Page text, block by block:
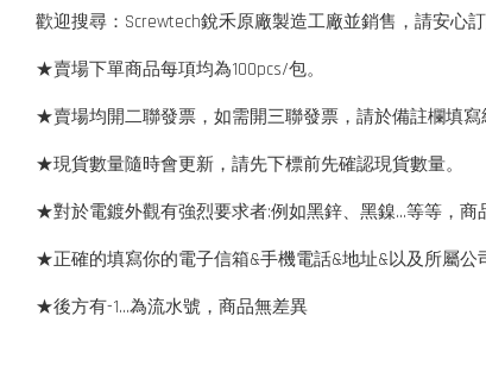
歡迎搜尋：Screwtech銳禾原廠製造工廠並銷售，請安心訂
★賣場下單商品每項均為100pcs/包。
★賣場均開二聯發票，如需開三聯發票，請於備註欄填
★現貨數量隨時會更新，請先下標前先確認現貨數量。
★對於電鍍外觀有強烈要求者:例如黑鋅、黑鎳...等等，
★正確的填寫你的電子信箱&手機電話&地址&以及所屬公
★後方有-1…為流水號，商品無差異